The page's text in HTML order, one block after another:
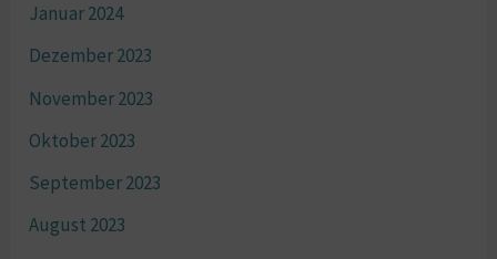
Januar 2024
Dezember 2023
November 2023
Oktober 2023
September 2023
August 2023